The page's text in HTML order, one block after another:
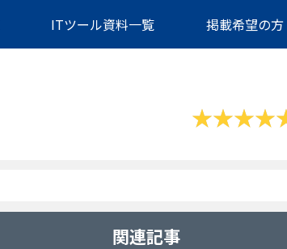
ITツール資料一覧 掲載希望の方
関連記事